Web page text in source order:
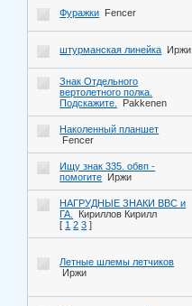
Фуражки Fencer
штурманская линейка Иржи
Знак Отдельного
вертолетного полка.
Подскажите.
Pakkenen
Наколенный планшет
Fencer
Ищу знак 335. обвп -
помогите Иржи
НАГРУДНЫЕ ЗНАКИ ВВС и
ГА.
Кириллов Кирилл
[ 1 2 3 ]
Летные шлемы летчиков
Иржи